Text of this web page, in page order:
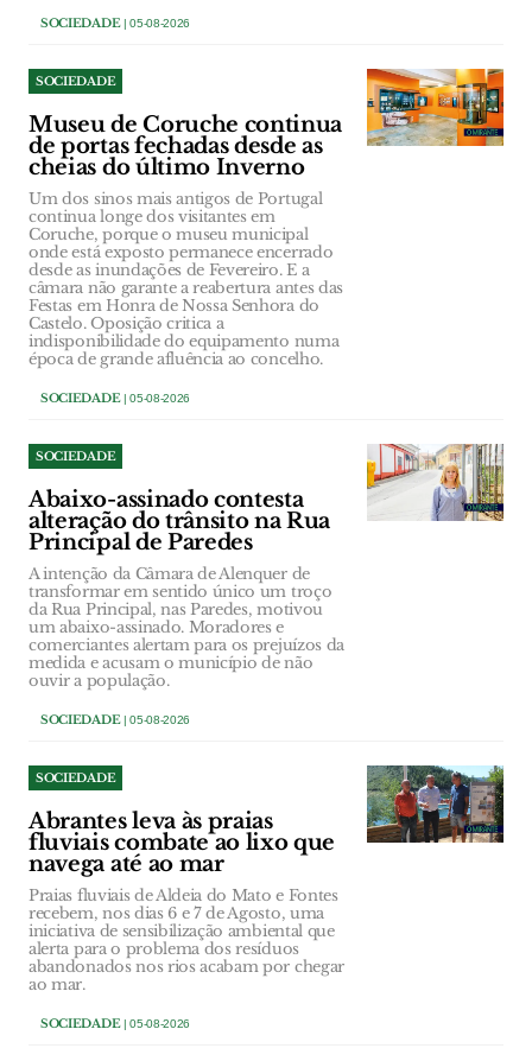
SOCIEDADE| 05-08-2026
SOCIEDADE
Museu de Coruche continua
de portas fechadas desde as
cheias do último Inverno
Um dos sinos mais antigos de Portugal
continua longe dos visitantes em
Coruche, porque o museu municipal
onde está exposto permanece encerrado
desde as inundações de Fevereiro. E a
câmara não garante a reabertura antes das
Festas em Honra de Nossa Senhora do
Castelo. Oposição critica a
indisponibilidade do equipamento numa
época de grande afluência ao concelho.
SOCIEDADE| 05-08-2026
SOCIEDADE
Abaixo-assinado contesta
alteração do trânsito na Rua
Principal de Paredes
A intenção da Câmara de Alenquer de
transformar em sentido único um troço
da Rua Principal, nas Paredes, motivou
um abaixo-assinado. Moradores e
comerciantes alertam para os prejuízos da
medida e acusam o município de não
ouvir a população.
SOCIEDADE| 05-08-2026
SOCIEDADE
Abrantes leva às praias
fluviais combate ao lixo que
navega até ao mar
Praias fluviais de Aldeia do Mato e Fontes
recebem, nos dias 6 e 7 de Agosto, uma
iniciativa de sensibilização ambiental que
alerta para o problema dos resíduos
abandonados nos rios acabam por chegar
ao mar.
SOCIEDADE| 05-08-2026